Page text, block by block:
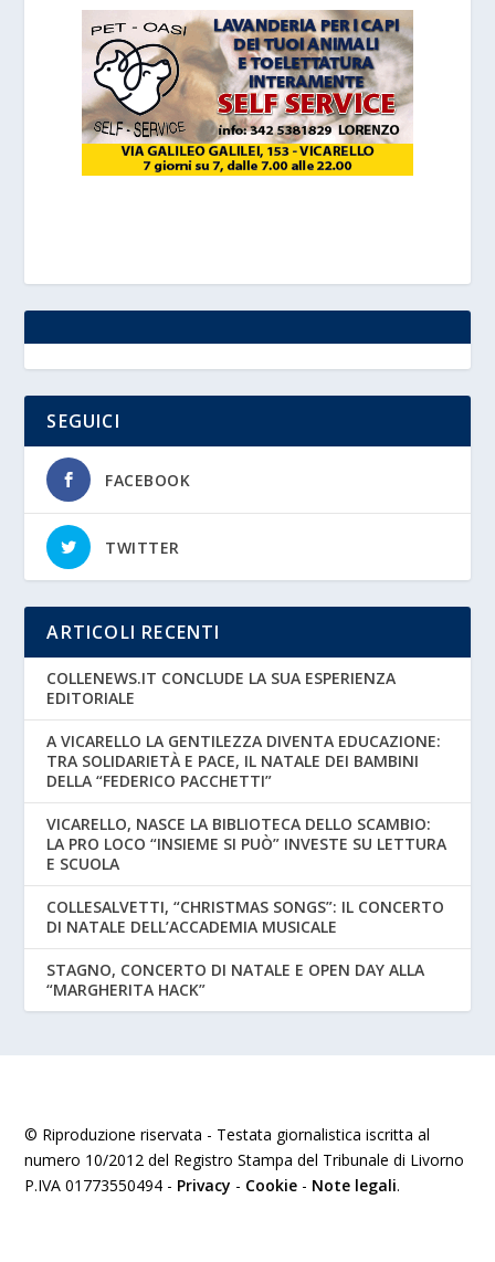
SEGUICI
FACEBOOK
TWITTER
ARTICOLI RECENTI
COLLENEWS.IT CONCLUDE LA SUA ESPERIENZA
EDITORIALE
A VICARELLO LA GENTILEZZA DIVENTA EDUCAZIONE:
TRA SOLIDARIETÀ E PACE, IL NATALE DEI BAMBINI
DELLA “FEDERICO PACCHETTI”
VICARELLO, NASCE LA BIBLIOTECA DELLO SCAMBIO:
LA PRO LOCO “INSIEME SI PUÒ” INVESTE SU LETTURA
E SCUOLA
COLLESALVETTI, “CHRISTMAS SONGS”: IL CONCERTO
DI NATALE DELL’ACCADEMIA MUSICALE
STAGNO, CONCERTO DI NATALE E OPEN DAY ALLA
“MARGHERITA HACK”
© Riproduzione riservata - Testata giornalistica iscritta al
numero 10/2012 del Registro Stampa del Tribunale di Livorno
P.IVA 01773550494 - Privacy - Cookie - Note legali.